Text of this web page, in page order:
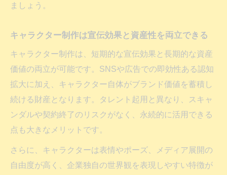
ましょう。
キャラクター制作は宣伝効果と資産性を両立できる
キャラクター制作は、短期的な宣伝効果と長期的な資産
価値の両立が可能です。SNSや広告での即効性ある認知
拡大に加え、キャラクター自体がブランド価値を蓄積し
続ける財産となります。タレント起用と異なり、スキャ
ンダルや契約終了のリスクがなく、永続的に活用できる
点も大きなメリットです。
さらに、キャラクターは表情やポーズ、メディア展開の
自由度が高く、企業独自の世界観を表現しやすい特徴が